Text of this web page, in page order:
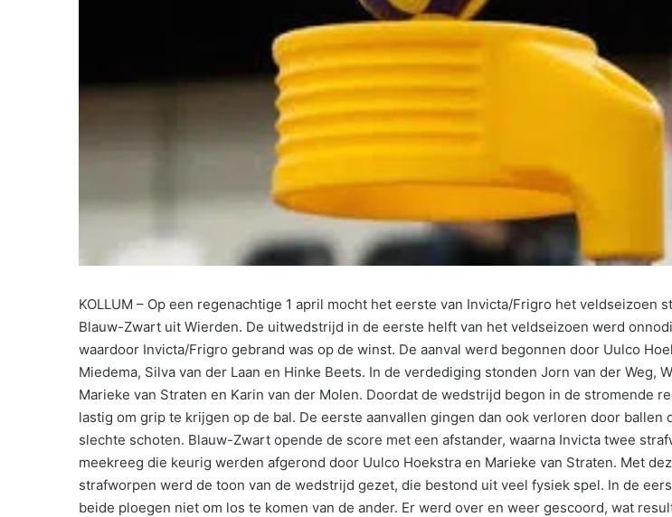
KOLLUM – Op een regenachtige 1 april mocht het eerste van Invicta/Frigro het veldseizoen
Blauw-Zwart uit Wierden. De uitwedstrijd in de eerste helft van het veldseizoen werd
waardoor Invicta/Frigro gebrand was op de winst. De aanval werd begonnen door Uulco
Miedema, Silva van der Laan en Hinke Beets. In de verdediging stonden Jorn van der Weg,
Marieke van Straten en Karin van der Molen. Doordat de wedstrijd begon in de stromende
lastig om grip te krijgen op de bal. De eerste aanvallen gingen dan ook verloren door ballen
slechte schoten. Blauw-Zwart opende de score met een afstander, waarna Invicta twee
meekreeg die keurig werden afgerond door Uulco Hoekstra en Marieke van Straten. Met
strafworpen werd de toon van de wedstrijd gezet, die bestond uit veel fysiek spel. In de
beide ploegen niet om los te komen van de ander. Er werd over en weer gescoord, wat